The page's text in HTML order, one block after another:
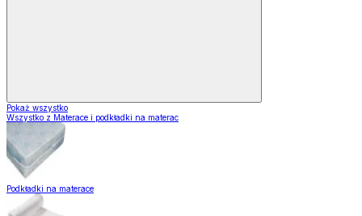
Pokaż wszystko
Wszystko z Materace i podkładki na materac
Podkładki na materace